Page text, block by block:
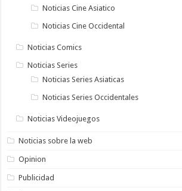
Noticias Cine Asiatico
Noticias Cine Occidental
Noticias Comics
Noticias Series
Noticias Series Asiaticas
Noticias Series Occidentales
Noticias Videojuegos
Noticias sobre la web
Opinion
Publicidad